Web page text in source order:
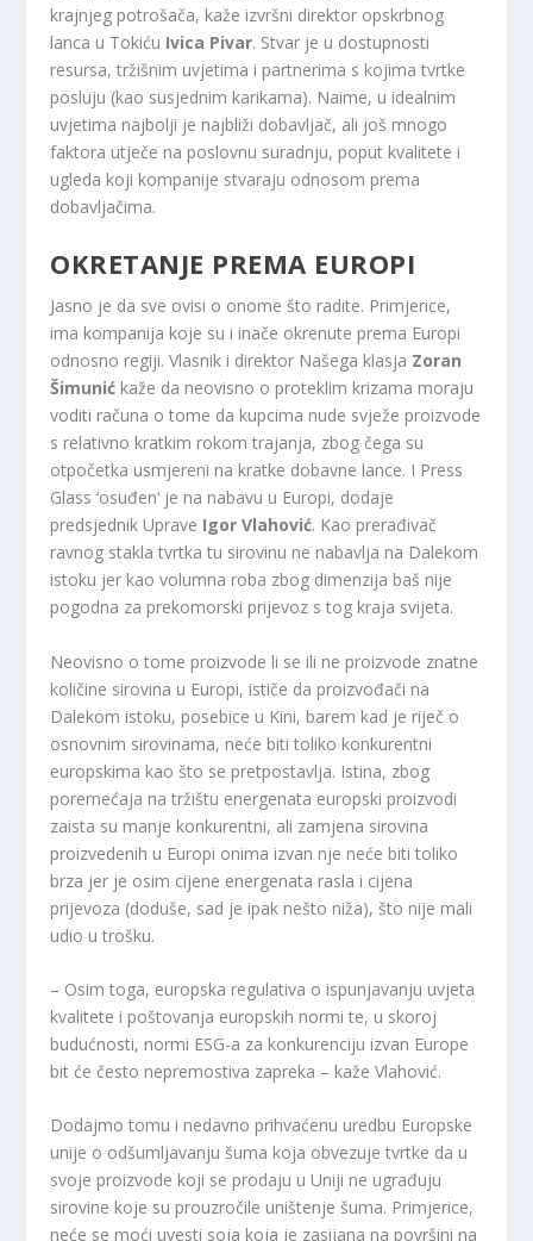
krajnjeg potrošača, kaže izvršni direktor opskrbnog
lanca u Tokiću Ivica Pivar. Stvar je u dostupnosti
resursa, tržišnim uvjetima i partnerima s kojima tvrtke
posluju (kao susjednim karikama). Naime, u idealnim
uvjetima najbolji je najbliži dobavljač, ali još mnogo
faktora utječe na poslovnu suradnju, poput kvalitete i
ugleda koji kompanije stvaraju odnosom prema
dobavljačima.
OKRETANJE PREMA EUROPI
Jasno je da sve ovisi o onome što radite. Primjerice,
ima kompanija koje su i inače okrenute prema Europi
odnosno regiji. Vlasnik i direktor Našega klasja Zoran
Šimunić kaže da neovisno o proteklim krizama moraju
voditi računa o tome da kupcima nude svježe proizvode
s relativno kratkim rokom trajanja, zbog čega su
otpočetka usmjereni na kratke dobavne lance. I Press
Glass ‘osuđen‘ je na nabavu u Europi, dodaje
predsjednik Uprave Igor Vlahović. Kao prerađivač
ravnog stakla tvrtka tu sirovinu ne nabavlja na Dalekom
istoku jer kao volumna roba zbog dimenzija baš nije
pogodna za prekomorski prijevoz s tog kraja svijeta.
Neovisno o tome proizvode li se ili ne proizvode znatne
količine sirovina u Europi, ističe da proizvođači na
Dalekom istoku, posebice u Kini, barem kad je riječ o
osnovnim sirovinama, neće biti toliko konkurentni
europskima kao što se pretpostavlja. Istina, zbog
poremećaja na tržištu energenata europski proizvodi
zaista su manje konkurentni, ali zamjena sirovina
proizvedenih u Europi onima izvan nje neće biti toliko
brza jer je osim cijene energenata rasla i cijena
prijevoza (doduše, sad je ipak nešto niža), što nije mali
udio u trošku.
– Osim toga, europska regulativa o ispunjavanju uvjeta
kvalitete i poštovanja europskih normi te, u skoroj
budućnosti, normi ESG-a za konkurenciju izvan Europe
bit će često nepremostiva zapreka – kaže Vlahović.
Dodajmo tomu i nedavno prihvaćenu uredbu Europske
unije o odšumljavanju šuma koja obvezuje tvrtke da u
svoje proizvode koji se prodaju u Uniji ne ugrađuju
sirovine koje su prouzročile uništenje šuma. Primjerice,
neće se moći uvesti soja koja je zasijana na površini na